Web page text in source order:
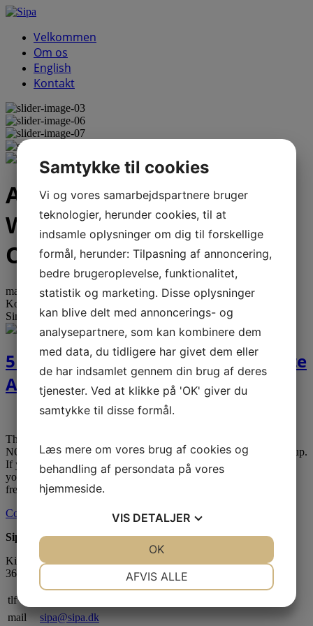
Velkommen
Om os
English
Kontakt
Archivefor Dating A Man
With Kids And Feeling Left
Out
maj
2023
Kommentarer lukket til 5 Indicators You’re Not Able To Date A
Single Parent
5 Indicators You’re Not Able To Date
A Single Parent
Posted bydublet
They might need that wall up and maintain their distance.
NOTHING you can do besides to simply accept it as is, or break up.
If you need to set off strong feelings of attraction and adoration in
your man, you have to know tips on how to get on the same
frequency with him. Let […]
Continue reading →
Sipa Gruppen ApS
Kignæsbakken 10
3630 Jægerspris
tlf
mail
sipa@sipa.dk
Samtykke til cookies
Vi og vores samarbejdspartnere bruger
teknologier, herunder cookies, til at
indsamle oplysninger om dig til forskellige
formål, herunder: Tilpasning af annoncering,
bedre brugeroplevelse, funktionalitet,
statistik og marketing. Disse oplysninger
kan blive delt med annoncerings- og
analysepartnere, som kan kombinere dem
med data, du tidligere har givet dem eller
de har indsamlet gennem din brug af deres
tjenester. Ved at klikke på 'OK' giver du
samtykke til disse formål.
Læs mere om vores brug af cookies og
behandling af persondata på vores
hjemmeside.
VIS DETALJER
MARKETING
AFVIS ALLE
OK